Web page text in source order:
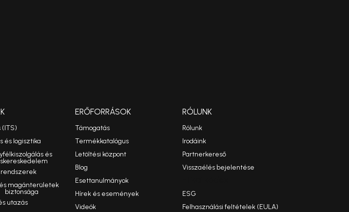
(ITS)
és logisztika
és
magánterületek
biztonsága
utazás
ERŐFORRÁSOK
Támogatás
Termékkatalógus
Letöltési központ
Blog
Esettanulmányok
Hírek és események
Videók
RÓLUNK
Rólunk
Irodáink
Partnerkereső
Visszaélés bejelentése
ESG
Felhasználási feltételek (EULA)